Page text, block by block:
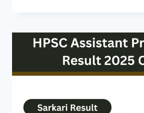
RESULT
2025
OUT
–
CHECK
@BPSC.BIHAR.GOV.IN